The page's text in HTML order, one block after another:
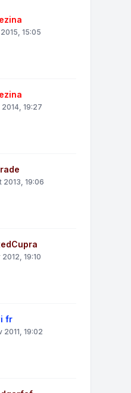
15:05
2014, 19:27
2013, 19:06
2012, 19:10
fr
2011, 19:02